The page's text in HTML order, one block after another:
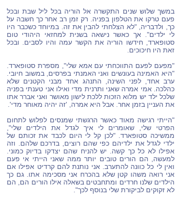
במשך שלוש שנים התקשרה אל הוריה בכל ליל שבת ובכל
פעם טרקו את הטלפון בפניה. רק זמן רב אחר כך חשבה על
כך, ולדבריה, "לא הצלחתי להבין את זה. במיוחד כשכבר היו
לי ילדים". אך כאשר נישאה בשנית למחזאי היהודי טום
סטופארד, חידשו הוריה את הקשר עמה והיו לסבים. ובכל
זאת היו חיכוכים.
"מפעם לפעם התווכחתי עם אמא שלי", מספרת סטופארד.
"היא האמינה בעונשים ואני האמנתי בפרסים, במשוב חיובי.
ערב אחד, לפני השינה, התנהג אחד מבני הקטנים שלא
כהלכה. אמי אמרה שאני ותרנית מדי ואילו אני טענתי בפניה
שלכל ילד יש מלוא הזכות ללכת לישון מאושר ואני אברר אתו
את העניין בזמן אחר. אבל היא אמרה, 'זה יהיה מאוחר מדי'.
"הייתי רגישה מאוד כאשר הרגשתי שמנסים לפלוש לתחום
הפרטי שלי, שאומרים לי איך לגדל את הילדים שלי",
ממשיכה סטופארד. "לכן קל לי היום לכבד את זכותם של
ילדי לגדל את ילדיהם כפי שהם רוצים, בדרכם שלהם. וזה
אפילו לא כל כך קשה. יש להניח שהם יצדקו בדיוק כמוני.
למעשה, הם הורים טובים יותר ממה שאני הייתי אי פעם
ואין לי כל כוונה להתערב. אני נותנת להם קרדיט אפילו אם
אני רואה משהו קטן שלא בהכרח אני מסכימה אתו. גם כך
הילדים שלנו חרדים ומתחבטים בשאלה אילו הורים הם, הם
לא זקוקים לביקורת שלי בנוסף לכך".